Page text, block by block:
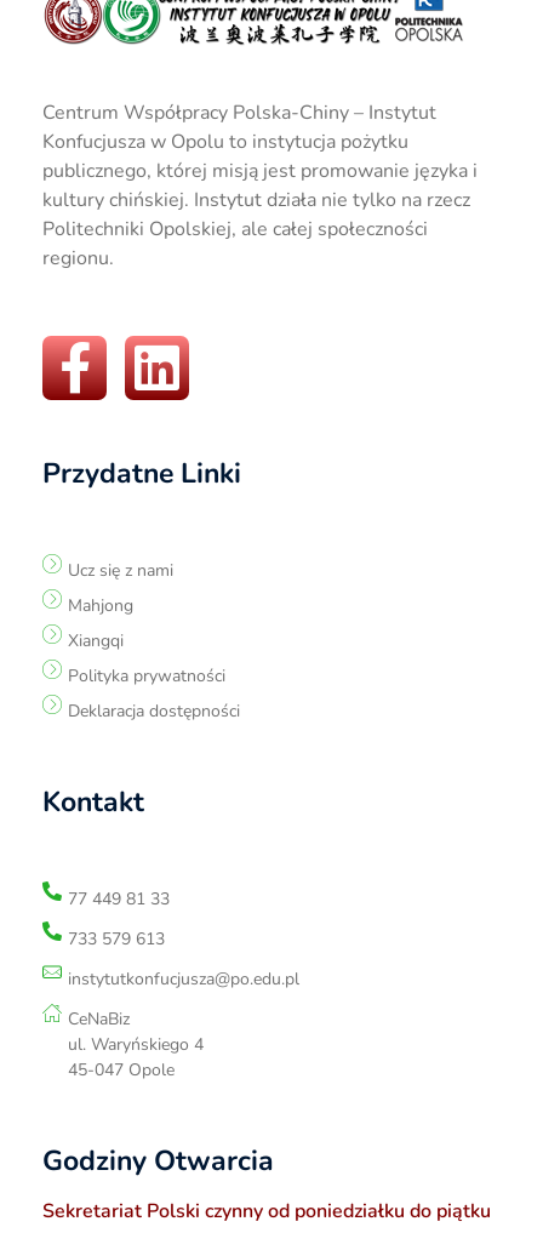
Centrum Współpracy Polska-Chiny – Instytut
Konfucjusza w Opolu to instytucja pożytku
publicznego, której misją jest promowanie języka i
kultury chińskiej. Instytut działa nie tylko na rzecz
Politechniki Opolskiej, ale całej społeczności
regionu.
Przydatne Linki
Ucz się z nami
Mahjong
Xiangqi
Polityka prywatności
Deklaracja dostępności
Kontakt
77 449 81 33
733 579 613
instytutkonfucjusza@po.edu.pl
CeNaBiz
ul. Waryńskiego 4
45-047 Opole
Godziny Otwarcia
Sekretariat Polski czynny od poniedziałku do piątku